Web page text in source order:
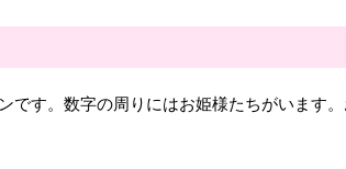
です。数字の周りにはお姫様たちがいます